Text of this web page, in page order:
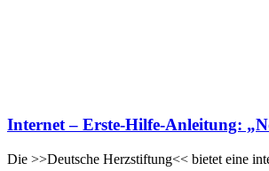
Internet – Erste-Hilfe-Anleitung:
Die >>Deutsche Herzstiftung<< bietet eine